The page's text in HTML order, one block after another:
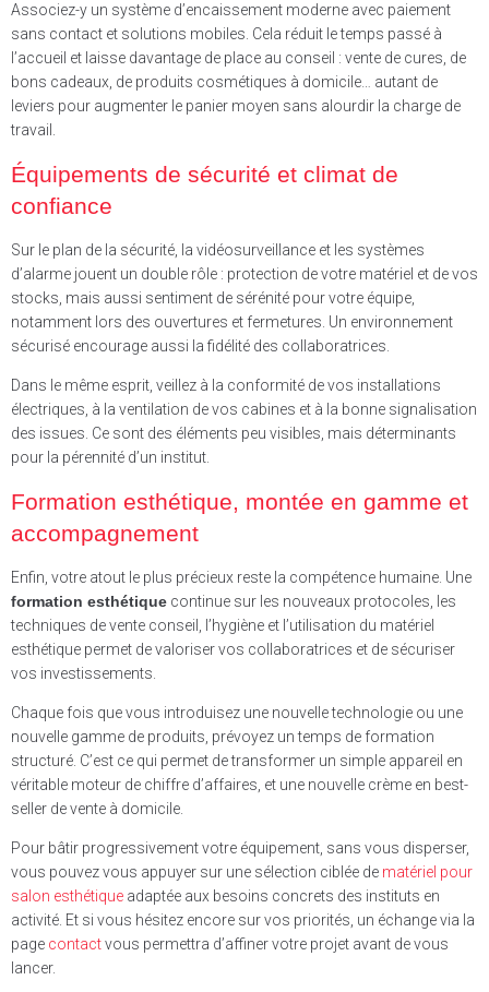
Associez-y un système d’encaissement moderne avec paiement
sans contact et solutions mobiles. Cela réduit le temps passé à
l’accueil et laisse davantage de place au conseil : vente de cures, de
bons cadeaux, de produits cosmétiques à domicile… autant de
leviers pour augmenter le panier moyen sans alourdir la charge de
travail.
Équipements de sécurité et climat de
confiance
Sur le plan de la sécurité, la vidéosurveillance et les systèmes
d’alarme jouent un double rôle : protection de votre matériel et de vos
stocks, mais aussi sentiment de sérénité pour votre équipe,
notamment lors des ouvertures et fermetures. Un environnement
sécurisé encourage aussi la fidélité des collaboratrices.
Dans le même esprit, veillez à la conformité de vos installations
électriques, à la ventilation de vos cabines et à la bonne signalisation
des issues. Ce sont des éléments peu visibles, mais déterminants
pour la pérennité d’un institut.
Formation esthétique, montée en gamme et
accompagnement
Enfin, votre atout le plus précieux reste la compétence humaine. Une
formation esthétique continue sur les nouveaux protocoles, les
techniques de vente conseil, l’hygiène et l’utilisation du matériel
esthétique permet de valoriser vos collaboratrices et de sécuriser
vos investissements.
Chaque fois que vous introduisez une nouvelle technologie ou une
nouvelle gamme de produits, prévoyez un temps de formation
structuré. C’est ce qui permet de transformer un simple appareil en
véritable moteur de chiffre d’affaires, et une nouvelle crème en best-
seller de vente à domicile.
Pour bâtir progressivement votre équipement, sans vous disperser,
vous pouvez vous appuyer sur une sélection ciblée de matériel pour
salon esthétique adaptée aux besoins concrets des instituts en
activité. Et si vous hésitez encore sur vos priorités, un échange via la
page contactvous permettra d’affiner votre projet avant de vous
lancer.